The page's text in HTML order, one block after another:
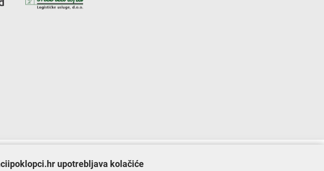
za regionalni razvoj u sklopu Operativnog programa „Konkurentnost i kohezija”.
upotrebljava kolačiće